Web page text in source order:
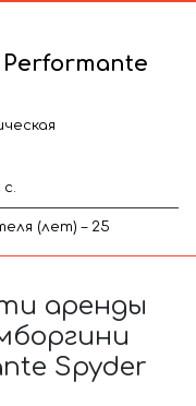
(лет) – 25
аренды
Spyder